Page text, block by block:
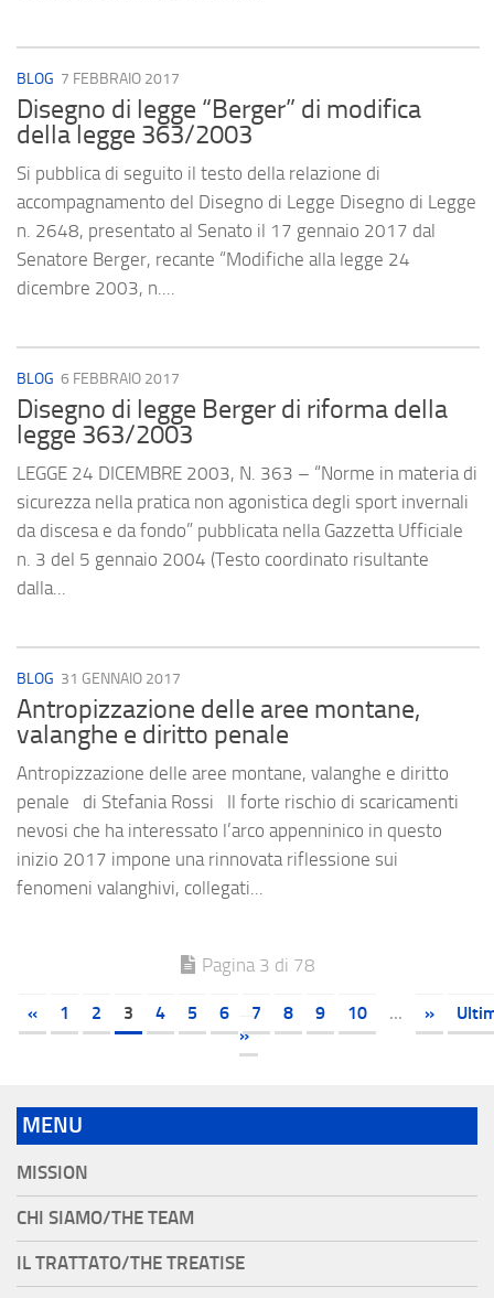
BLOG 7 FEBBRAIO 2017
Disegno di legge “Berger” di modifica
della legge 363/2003
Si pubblica di seguito il testo della relazione di
accompagnamento del Disegno di Legge Disegno di Legge
n. 2648, presentato al Senato il 17 gennaio 2017 dal
Senatore Berger, recante “Modifiche alla legge 24
dicembre 2003, n....
BLOG 6 FEBBRAIO 2017
Disegno di legge Berger di riforma della
legge 363/2003
LEGGE 24 DICEMBRE 2003, N. 363 – “Norme in materia di
sicurezza nella pratica non agonistica degli sport invernali
da discesa e da fondo” pubblicata nella Gazzetta Ufficiale
n. 3 del 5 gennaio 2004 (Testo coordinato risultante
dalla...
BLOG 31 GENNAIO 2017
Antropizzazione delle aree montane,
valanghe e diritto penale
Antropizzazione delle aree montane, valanghe e diritto
penale di Stefania Rossi Il forte rischio di scaricamenti
nevosi che ha interessato l’arco appenninico in questo
inizio 2017 impone una rinnovata riflessione sui
fenomeni valanghivi, collegati...
Pagina 3 di 78
« 1 2 3 4 5 6 7 8 9 10 ... »
»
MENU
MISSION
CHI SIAMO/THE TEAM
IL TRATTATO/THE TREATISE